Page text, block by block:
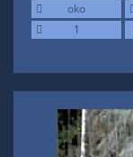
oko
1